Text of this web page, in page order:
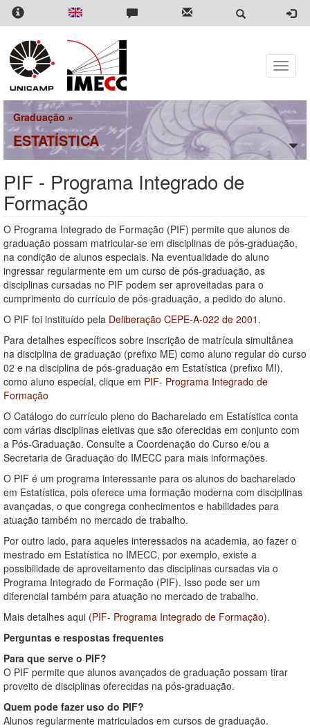
Pular
para
conteúdo
principal
Toggle
Graduação»
ESTATÍSTICA
PIF - Programa Integrado de
Formação
O Programa Integrado de Formação (PIF) permite que alunos de
graduação possam matricular-se em disciplinas de pós-graduação,
na condição de alunos especiais. Na eventualidade do aluno
ingressar regularmente em um curso de pós-graduação, as
disciplinas cursadas no PIF podem ser aproveitadas para o
cumprimento do currículo de pós-graduação, a pedido do aluno.
O PIF foi instituído pela Deliberação CEPE-A-022 de 2001 .
Para detalhes específicos sobre inscrição de matrícula simultânea
na disciplina de graduação (prefixo ME) como aluno regular do curso
02 e na disciplina de pós-graduação em Estatística (prefixo MI),
como aluno especial, clique em PIF- Programa Integrado de
Formação
O Catálogo do currículo pleno do Bacharelado em Estatística conta
com várias disciplinas eletivas que são oferecidas em conjunto com
a Pós-Graduação. Consulte a Coordenação do Curso e/ou a
Secretaria de Graduação do IMECC para mais informações.
O PIF é um programa interessante para os alunos do bacharelado
em Estatística, pois oferece uma formação moderna com disciplinas
avançadas, o que congrega conhecimentos e habilidades para
atuação também no mercado de trabalho.
Por outro lado, para aqueles interessados na academia, ao fazer o
mestrado em Estatística no IMECC, por exemplo, existe a
possibilidade de aproveitamento das disciplinas cursadas via o
Programa Integrado de Formação (PIF). Isso pode ser um
diferencial também para atuação no mercado de trabalho.
Mais detalhes aqui (PIF- Programa Integrado de Formação).
Perguntas e respostas frequentes
Para que serve o PIF?
O PIF permite que alunos avançados de graduação possam tirar
proveito de disciplinas oferecidas na pós-graduação.
Quem pode fazer uso do PIF?
Alunos regularmente matriculados em cursos de graduação.